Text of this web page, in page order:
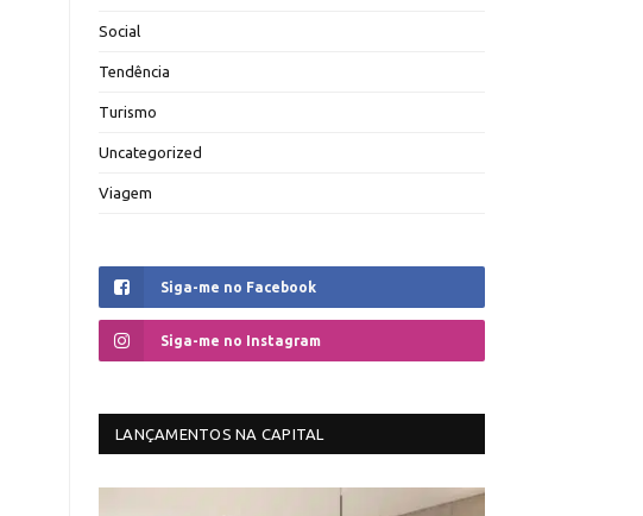
Social
Tendência
Turismo
Uncategorized
Viagem
Siga-me no Facebook
Siga-me no Instagram
LANÇAMENTOS NA CAPITAL